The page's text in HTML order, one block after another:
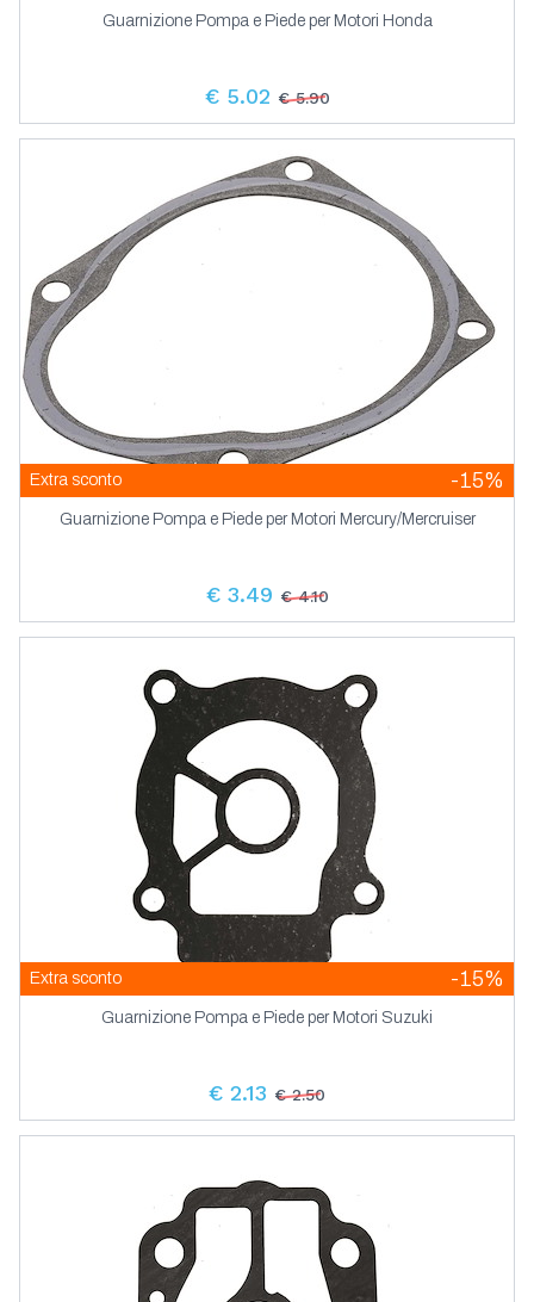
Guarnizione Pompa e Piede per Motori Honda
€ 5.02 € 5.90
Extra sconto -15%
Guarnizione Pompa e Piede per Motori Mercury/Mercruiser
€ 3.49 € 4.10
Extra sconto -15%
Guarnizione Pompa e Piede per Motori Suzuki
€ 2.13 € 2.50